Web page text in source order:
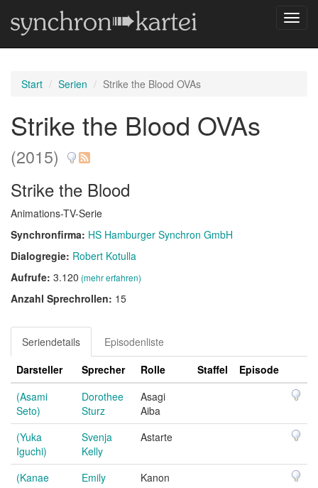
Start Serien Strike the Blood OVAs
Strike the Blood OVAs
(2015)
Strike the Blood
Animations-TV-Serie
Synchronfirma: HS Hamburger Synchron GmbH
Dialogregie: Robert Kotulla
Aufrufe: 3.120 (mehr erfahren)
Anzahl Sprechrollen: 15
Seriendetails
Episodenliste
Darsteller
Sprecher Rolle Staffel
Episode
(Asami
Seto)
Dorothee
Sturz
Asagi
Aiba
(Yuka
Iguchi)
Svenja
Kelly
Astarte
(Kanae
Emily
Kanon